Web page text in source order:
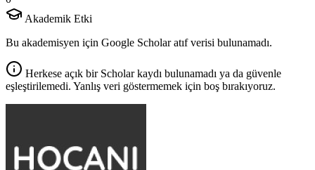
Akademik Etki
Bu akademisyen için Google Scholar atıf verisi bulunamadı.
Herkese açık bir Scholar kaydı bulunamadı ya da güvenle
eşleştirilemedi. Yanlış veri göstermemek için boş bırakıyoruz.